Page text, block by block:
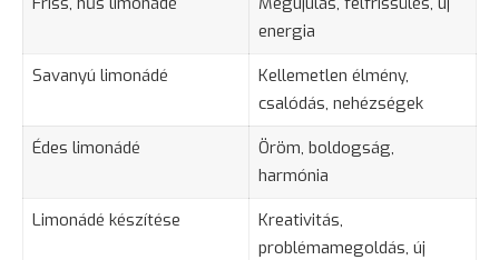
energia
Savanyú limonádé
Kellemetlen élmény,
csalódás, nehézségek
Édes limonádé
Öröm, boldogság,
harmónia
Limonádé készítése
Kreativitás,
problémamegoldás, új